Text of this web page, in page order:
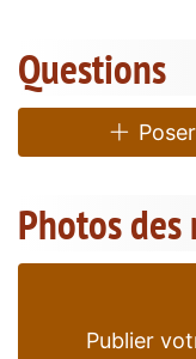
Questions
Photos des
Publier